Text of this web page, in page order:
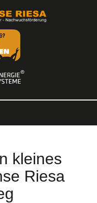
kleines
Riesa